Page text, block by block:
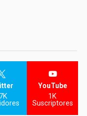
YouTube
1K
Suscriptores